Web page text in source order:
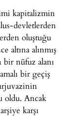
kapitalizmin
devletlerden
oluştuğu
altına alınmış
nüfuz alanı
bir geçiş
oldu. Ancak
karşı